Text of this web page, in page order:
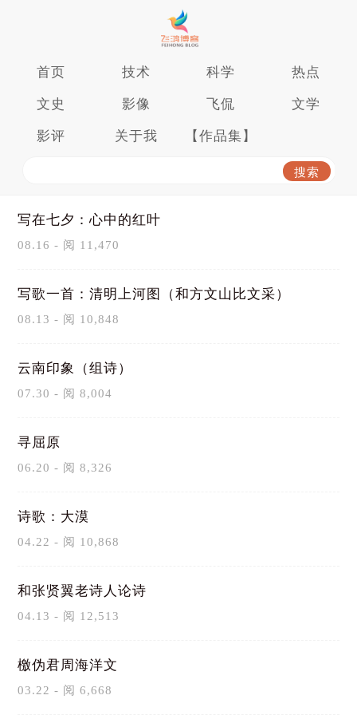
首页 技术 科学 热点
文史 影像 飞侃 文学
影评 关于我 【作品集】
写在七夕：心中的红叶
08.16 - 阅 11,470
写歌一首：清明上河图（和方文山比文采）
08.13 - 阅 10,848
云南印象（组诗）
07.30 - 阅 8,004
寻屈原
06.20 - 阅 8,326
诗歌：大漠
04.22 - 阅 10,868
和张贤翼老诗人论诗
04.13 - 阅 12,513
檄伪君周海洋文
03.22 - 阅 6,668